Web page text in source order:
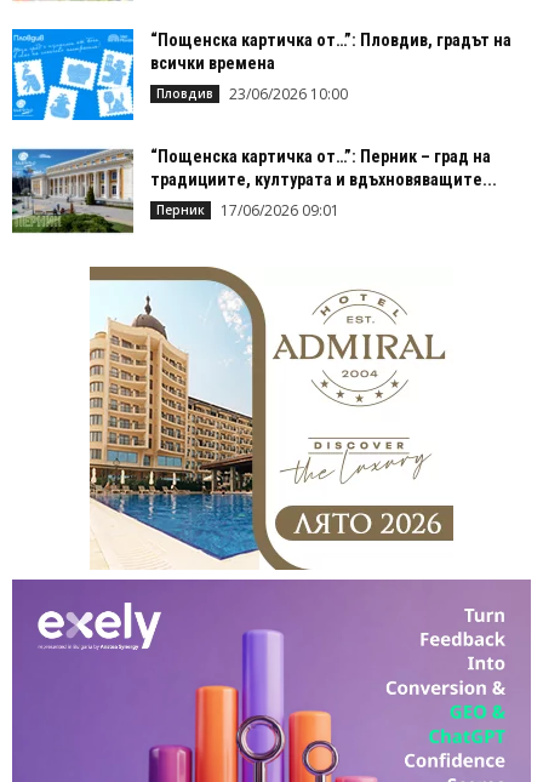
“Пощенска картичка от…”: Пловдив, градът на
всички времена
Пловдив 23/06/2026 10:00
“Пощенска картичка от…”: Перник – град на
традициите, културата и вдъхновяващите...
Перник 17/06/2026 09:01